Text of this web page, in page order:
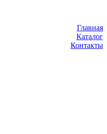
Главная
Каталог
Контакты